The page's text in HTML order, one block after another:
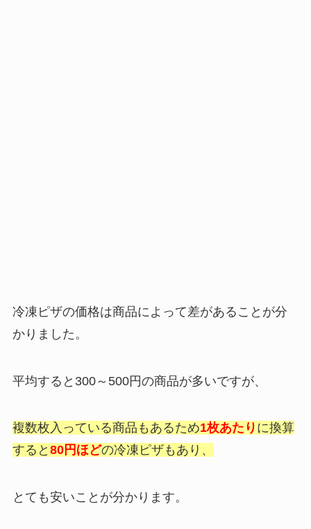
冷凍ピザの価格は商品によって差があることが分
かりました。
平均すると300～500円の商品が多いですが、
複数枚入っている商品もあるため1枚あたり に換算
すると 80円ほどの冷凍ピザもあり、
とても安いことが分かります。